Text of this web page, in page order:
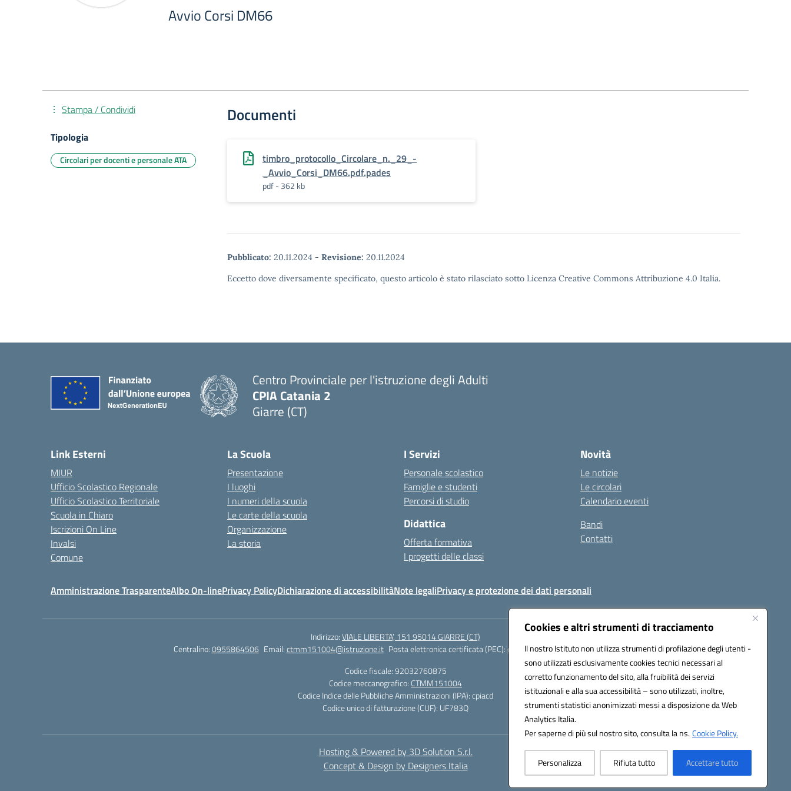
Cookies e altri strumenti di tracciamento
Il nostro Istituto non utilizza strumenti di profilazione degli utenti -
sono utilizzati esclusivamente cookies tecnici necessari al
corretto funzionamento del sito, alla fruibilità dei servizi
istituzionali e alla sua accessibilità – sono utilizzati, inoltre,
strumenti statistici anonimizzati messi a disposizione da Web
Analytics Italia.
Per saperne di più sul nostro sito, consulta la ns.Cookie Policy.
Personalizza Rifiuta tutto Accettare tutto
Avvio Corsi DM66
Documenti
timbro_protocollo_Circolare_n._29_-
_Avvio_Corsi_DM66.pdf.pades
pdf - 362 kb
Pubblicato: 20.11.2024 - Revisione: 20.11.2024
Eccetto dove diversamente specificato, questo articolo è stato rilasciato sotto Licenza Creative Commons Attribuzione 4.0 Italia.
Stampa / Condividi
Tipologia
Circolari per docenti e personale ATA
Centro Provinciale per l'istruzione degli Adulti
CPIA Catania 2
Giarre (CT)
Link Esterni
MIUR
Ufficio Scolastico Regionale
Ufficio Scolastico Territoriale
Scuola in Chiaro
Iscrizioni On Line
Invalsi
Comune
La Scuola
Presentazione
I luoghi
I numeri della scuola
Le carte della scuola
Organizzazione
La storia
I Servizi
Personale scolastico
Famiglie e studenti
Percorsi di studio
Didattica
Offerta formativa
I progetti delle classi
Novità
Le notizie
Le circolari
Calendario eventi
Bandi
Contatti
Amministrazione TrasparenteAlbo On-linePrivacy PolicyDichiarazione di accessibilitàNote legaliPrivacy e protezione dei dati personali
Indirizzo:VIALE LIBERTA’, 151 95014 GIARRE (CT)
Centralino:0955864506 Email:ctmm151004@istruzione.it Posta elettronica certificata (PEC):ctmm151004@pec.istruzione.it
Codice fiscale: 92032760875
Codice meccanografico: CTMM151004
Codice Indice delle Pubbliche Amministrazioni (IPA): cpiacd
Codice unico di fatturazione (CUF): UF783Q
Hosting & Powered by 3D Solution S.r.l.
Concept & Design by Designers Italia